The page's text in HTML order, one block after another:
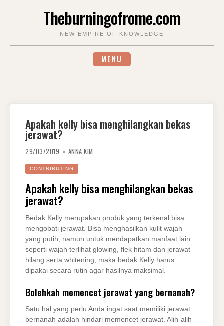
Theburningofrome.com
NEW EMPIRE OF KNOWLEDGE
MENU
Apakah kelly bisa menghilangkan bekas
jerawat?
29/03/2019 ANNA KIM
CONTRIBUTING
Apakah kelly bisa menghilangkan bekas
jerawat?
Bedak Kelly merupakan produk yang terkenal bisa
mengobati jerawat. Bisa menghasilkan kulit wajah
yang putih, namun untuk mendapatkan manfaat lain
seperti wajah terlihat glowing, flek hitam dan jerawat
hilang serta whitening, maka bedak Kelly harus
dipakai secara rutin agar hasilnya maksimal.
Bolehkah memencet jerawat yang bernanah?
Satu hal yang perlu Anda ingat saat memiliki jerawat
bernanah adalah hindari memencet jerawat. Alih-alih